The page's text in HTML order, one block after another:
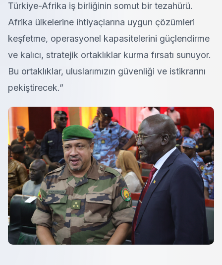
Türkiye-Afrika iş birliğinin somut bir tezahürü.
Afrika ülkelerine ihtiyaçlarına uygun çözümleri
keşfetme, operasyonel kapasitelerini güçlendirme
ve kalıcı, stratejik ortaklıklar kurma fırsatı sunuyor.
Bu ortaklıklar, uluslarımızın güvenliği ve istikrarını
pekiştirecek.”